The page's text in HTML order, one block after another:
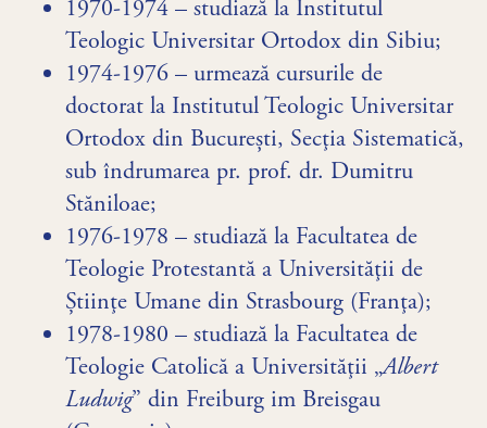
1970-1974 – studiază la Institutul
Teologic Universitar Ortodox din Sibiu;
1974-1976 – urmează cursurile de
doctorat la Institutul Teologic Universitar
Ortodox din București, Secţia Sistematică,
sub îndrumarea pr. prof. dr. Dumitru
Stăniloae;
1976-1978 – studiază la Facultatea de
Teologie Protestantă a Universităţii de
Ştiinţe Umane din Strasbourg (Franţa);
1978-1980 – studiază la Facultatea de
Teologie Catolică a Universităţii „Albert
Ludwig” din Freiburg im Breisgau